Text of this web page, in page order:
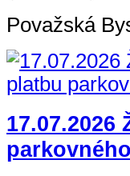
Považská